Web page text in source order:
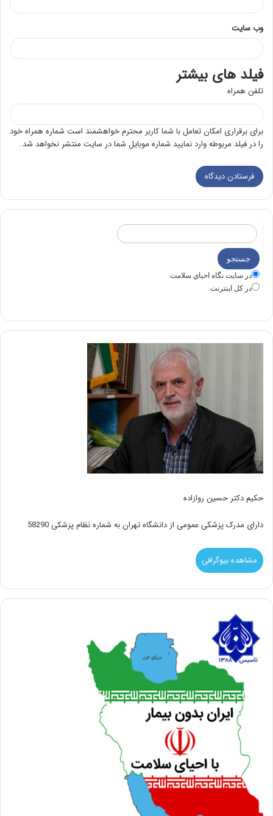
وب‌ سایت
فیلد های بیشتر
تلفن همراه
برای برقراری امکان تعامل با شما کاربر محترم خواهشمند است شماره همراه خود
را در فیلد مربوطه وارد نمایید.شماره موبایل شما در سایت منتشر نخواهد شد.
در سايت نگاه احياي سلامت
در كل اينترنت
حکیم دکتر حسین روازاده
دارای مدرک پزشکی عمومی از دانشگاه تهران به شماره نظام پزشکی 58290
مشاهده بیوگرافی